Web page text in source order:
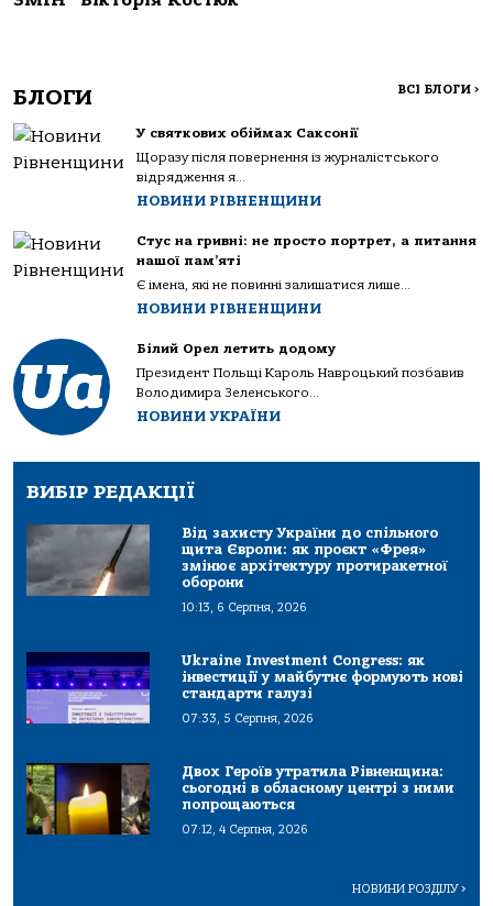
БЛОГИ ВСІ БЛОГИ >
У святкових обіймах Саксонії
Щоразу після повернення із журналістського
відрядження я...
НОВИНИ РІВНЕНЩИНИ
Стус на гривні: не просто портрет, а питання
нашої пам’яті
Є імена, які не повинні залишатися лише...
НОВИНИ РІВНЕНЩИНИ
Білий Орел летить додому
Президент Польщі Кароль Навроцький позбавив
Володимира Зеленського...
НОВИНИ УКРАЇНИ
ВИБІР РЕДАКЦІЇ
Від захисту України до спільного
щита Європи: як проєкт «Фрея»
змінює архітектуру протиракетної
оборони
10:13, 6 Серпня, 2026
Ukraine Investment Congress: як
інвестиції у майбутнє формують нові
стандарти галузі
07:33, 5 Серпня, 2026
Двох Героїв утратила Рівненщина:
сьогодні в обласному центрі з ними
попрощаються
07:12, 4 Серпня, 2026
НОВИНИ РОЗДІЛУ>